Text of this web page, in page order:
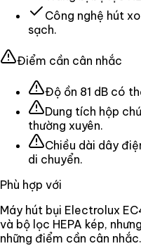
Công nghệ hút
sạch.
Điểm cần cân nhắc
Độ ồn 81 dB có
Dung tích hộp
thường xuyên.
Chiều dài dây
di chuyển.
Phù hợp với
Máy hút bụi Electrolux
và bộ lọc HEPA kép,
những điểm cần cân nhắc.